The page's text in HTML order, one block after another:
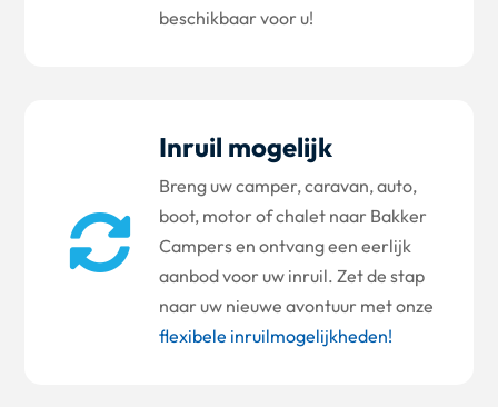
beschikbaar voor u!

Inruil mogelijk
Breng uw camper, caravan, auto,
boot, motor of chalet naar Bakker
Campers en ontvang een eerlijk
aanbod voor uw inruil. Zet de stap
naar uw nieuwe avontuur met onze
flexibele inruilmogelijkheden!